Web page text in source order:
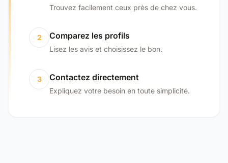
Trouvez facilement ceux près de chez vous.
2 Comparez les profils
Lisez les avis et choisissez le bon.
3 Contactez directement
Expliquez votre besoin en toute simplicité.